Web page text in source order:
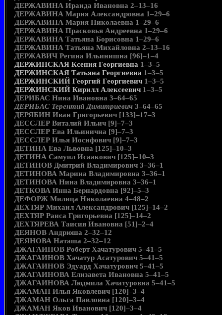
ДЕРЖАВИНА Ираида Ивановна 2–13–16
ДЕРЖАВИНА Мария Александровна 1–29–6
ДЕРЖАВИНА Мария Николаевна 1–29–6
ДЕРЖАВИНА Прасковья Андреевна 1–29–6
ДЕРЖАВИНА Татьяна Борисовна 1–29–6
ДЕРЖАВИНА Татьяна Михайловна 2–13–16
ДЕРЖАВИЧ Регина Ильинишна [96]–1–4
ДЕРЖИНСКАЯ Ксения Георгиевна 1–3–5
ДЕРЖИНСКАЯ Татьяна Георгиевна 1–3–5
ДЕРЖИНСКИЙ Георгий Георгиевич 1–3–5
ДЕРЖИНСКИЙ Кирилл Алексеевич 1–3–5
ДЕРИБАС Нина Ивановна 3–64–65
ДЕРИБАС Терентий Димитриевич 3–64–65
ДЕРЯБИН Иван Григорьевич [133]–17–3
ДЕССЛЕР Виталий Ильич [9]–7–3
ДЕССЛЕР Ева Ильинична [9]–7–3
ДЕССЛЕР Илья Иосифович [9]–7–3
ДЕТИНА Ева Львовна [125]–10–3
ДЕТИНА Самуил Исаакович [125]–10–3
ДЕТИНОВ Дмитрий Владимирович 3–36–1
ДЕТИНОВА Марина Владимировна 3–36–1
ДЕТИНОВА Нина Владимировна 3–36–1
ДЕТКОВА Инна Бернардовна [92]–5–3
ДЕФОРЖ Милица Николаевна 4–48–2
ДЕХТЯР Михаил Александрович [125]–14–2
ДЕХТЯР Раиса Григорьевна [125]–14–2
ДЕХТЯРЕВА Таисия Ивановна [51]–2–4
ДЕЯНОВ Андрюша 2–32–12
ДЕЯНОВА Наташа 2–32–12
ДЖАГАИНОВ Роберт Хачатурович 5–41–5
ДЖАГАИНОВ Хачатур Асатурович 5–41–5
ДЖАГАИНОВ Эдуард Хачатурович 5–41–5
ДЖАГАИНОВА Елизавета Ивановна 5–41–5
ДЖАГАИНОВА Людмила Хачатуровна 5–41–5
ДЖАМАН Илья Яковлевич [120]–3–4
ДЖАМАН Ольга Павловна [120]–3–4
ДЖАМАН Яков Иванович [120]–3–4